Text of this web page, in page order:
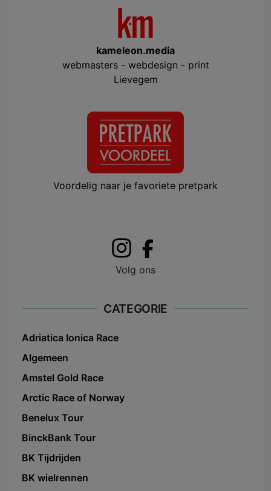
kameleon.media
webmasters - webdesign - print
Lievegem
Voordelig naar je favoriete pretpark
Volg ons
CATEGORIE
Adriatica Ionica Race
Algemeen
Amstel Gold Race
Arctic Race of Norway
Benelux Tour
BinckBank Tour
BK Tijdrijden
BK wielrennen